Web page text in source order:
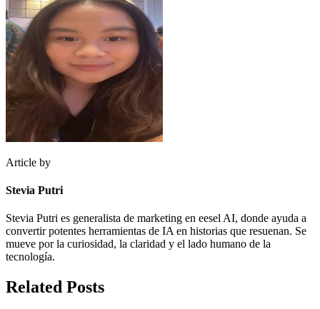
Article by
Stevia Putri
Stevia Putri es generalista de marketing en eesel AI, donde ayuda a
convertir potentes herramientas de IA en historias que resuenan. Se
mueve por la curiosidad, la claridad y el lado humano de la
tecnología.
Related Posts